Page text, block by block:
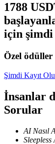
Popüler
1788
için
Özel ödüller
Şimdi Kayıt
İnsanlar
Sorular
AI Nasıl